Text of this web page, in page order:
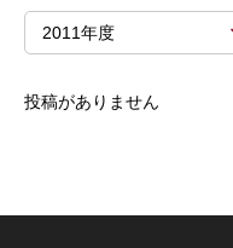
2011年度
投稿がありません